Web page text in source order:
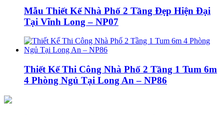
Mẫu Thiết Kế Nhà Phố 2 Tầng Đẹp Hiện Đại
Tại Vĩnh Long – NP07
Thiết Kế Thi Công Nhà Phố 2 Tầng 1 Tum 6m
4 Phòng Ngủ Tại Long An – NP86